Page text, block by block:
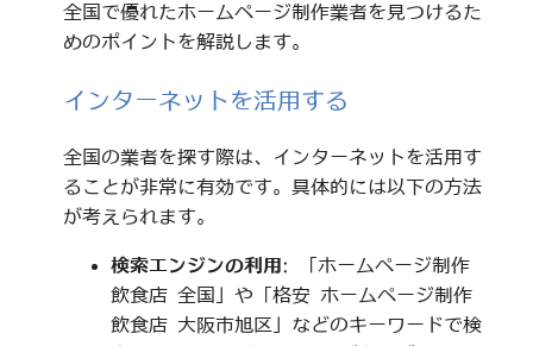
全国で優れたホームページ制作業者を見つけるた
めのポイントを解説します。
インターネットを活用する
全国の業者を探す際は、インターネットを活用す
ることが非常に有効です。具体的には以下の方法
が考えられます。
検索エンジンの利用 : 「ホームページ制作
飲食店 全国」や「格安 ホームページ制作
飲食店 大阪市旭区」などのキーワードで検